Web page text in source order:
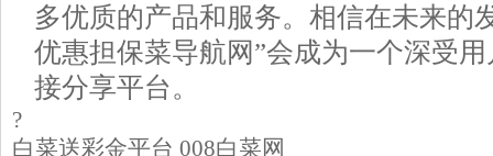
多优质的产品和服务。相信在未来的
优惠担保菜导航网”会成为一个深受
接分享平台。
?
白菜送彩金平台 008白菜网